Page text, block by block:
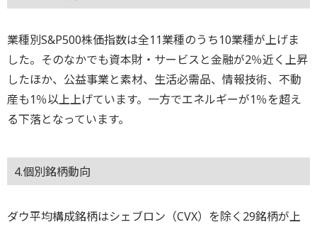
業種別S&P500株価指数は全11業種のうち10業種が上げま
した。そのなかでも資本財・サービスと金融が2％近く上昇
したほか、公益事業と素材、生活必需品、情報技術、不動
産も1％以上上げています。一方でエネルギーが1％を超え
る下落となっています。
4.個別銘柄動向
ダウ平均構成銘柄はシェブロン（CVX）を除く29銘柄が上